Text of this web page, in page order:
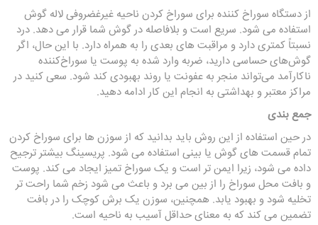
از دستگاه سوراخ کننده برای سوراخ کردن ناحیه غیرغضروفی لاله گوش
استفاده می شود. سریع است و بلافاصله در گوش شما قرار می دهد. درد
نسبتاً کمتری دارد و مراقبت های بعدی را به همراه دارد. با این حال، اگر
گوش‌های حساسی دارید، ضربه وارد شده به پوست یا سوراخ‌کننده
ناکارآمد می‌تواند منجر به عفونت یا روند بهبودی کند شود. سعی کنید در
مراکز معتبر و بهداشتی به انجام این کار ادامه دهید.
جمع بندی
در حین استفاده از این روش باید بدانید که از سوزن ها برای سوراخ کردن
تمام قسمت های گوش یا بینی استفاده می شود. پریسینگ بیشتر ترجیح
داده می شود، زیرا ایمن تر است و یک سوراخ تمیز ایجاد می کند. پوست
و بافت محل سوراخ را از بین می برد و باعث می شود زخم شما راحت تر
تخلیه شود و بهبود یابد. همچنین، سوزن یک برش کوچک را در بافت
تضمین می کند که به معنای حداقل آسیب به ناحیه است.